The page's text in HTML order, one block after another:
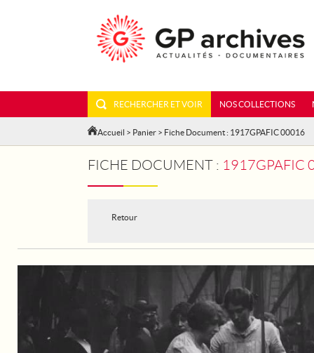
RECHERCHER ET VOIR NOS COLLECTIONS
Accueil > Panier > Fiche Document : 1917GPAFIC 00016
FICHE DOCUMENT : 1917GPAFIC
Retour